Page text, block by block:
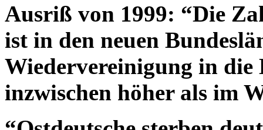
Ausriß von 1999: “Die
ist in den neuen
Wiedervereinigung in die
inzwischen höher als im